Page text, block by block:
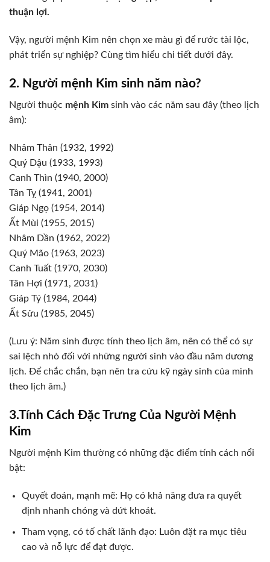
thuận lợi.
Vậy, người mệnh Kim nên chọn xe màu gì để rước tài lộc,
phát triển sự nghiệp? Cùng tìm hiểu chi tiết dưới đây.
2. Người mệnh Kim sinh năm nào?
Người thuộc mệnh Kim sinh vào các năm sau đây (theo lịch
âm):
Nhâm Thân (1932, 1992)
Quý Dậu (1933, 1993)
Canh Thìn (1940, 2000)
Tân Tỵ (1941, 2001)
Giáp Ngọ (1954, 2014)
Ất Mùi (1955, 2015)
Nhâm Dần (1962, 2022)
Quý Mão (1963, 2023)
Canh Tuất (1970, 2030)
Tân Hợi (1971, 2031)
Giáp Tý (1984, 2044)
Ất Sửu (1985, 2045)
(Lưu ý: Năm sinh được tính theo lịch âm, nên có thể có sự
sai lệch nhỏ đối với những người sinh vào đầu năm dương
lịch. Để chắc chắn, bạn nên tra cứu kỹ ngày sinh của mình
theo lịch âm.)
3.Tính Cách Đặc Trưng Của Người Mệnh
Kim
Người mệnh Kim thường có những đặc điểm tính cách nổi
bật:
Quyết đoán, mạnh mẽ: Họ có khả năng đưa ra quyết
định nhanh chóng và dứt khoát.
Tham vọng, có tố chất lãnh đạo: Luôn đặt ra mục tiêu
cao và nỗ lực để đạt được.